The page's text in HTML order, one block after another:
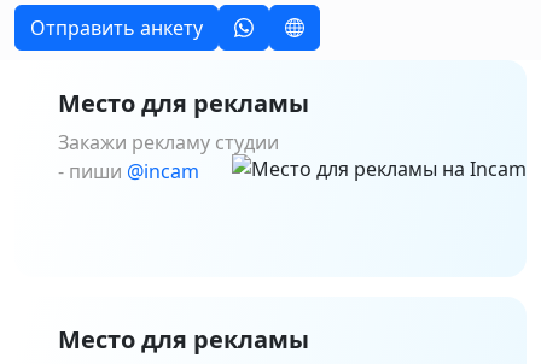
Отправить анкету
Место для рекламы
Закажи рекламу студии
- пиши @incam
Место для рекламы